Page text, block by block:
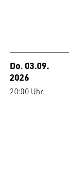
Do. 03.09.
2026
20:00 Uhr